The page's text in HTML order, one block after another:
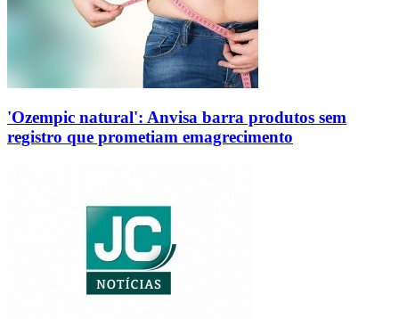
'Ozempic natural': Anvisa barra produtos sem
registro que prometiam emagrecimento